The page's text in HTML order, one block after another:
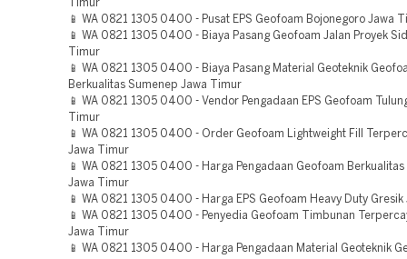
Timur
📱 WA 0821 1305 0400 - Pusat EPS Geofoam Bojonegoro Jawa
📱 WA 0821 1305 0400 - Biaya Pasang Geofoam Jalan Proyek
Timur
📱 WA 0821 1305 0400 - Biaya Pasang Material Geoteknik
Berkualitas Sumenep Jawa Timur
📱 WA 0821 1305 0400 - Vendor Pengadaan EPS Geofoam
Timur
📱 WA 0821 1305 0400 - Order Geofoam Lightweight Fill
Jawa Timur
📱 WA 0821 1305 0400 - Harga Pengadaan Geofoam
Jawa Timur
📱 WA 0821 1305 0400 - Harga EPS Geofoam Heavy Duty
📱 WA 0821 1305 0400 - Penyedia Geofoam Timbunan
Jawa Timur
📱 WA 0821 1305 0400 - Harga Pengadaan Material Geoteknik